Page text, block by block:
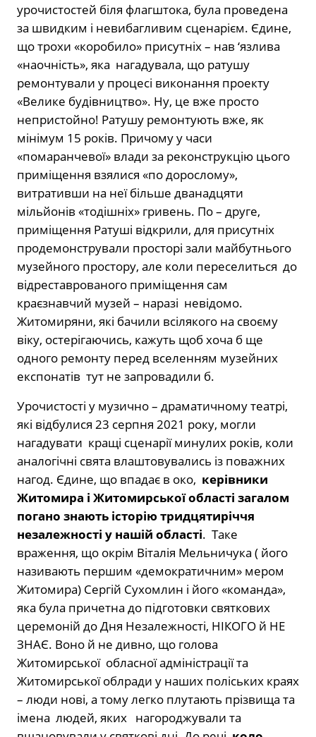
урочистостей біля флагштока, була проведена
за швидким і невибагливим сценарієм. Єдине,
що трохи «коробило» присутніх – нав ‘язлива
«наочність», яка нагадувала, що ратушу
ремонтували у процесі виконання проекту
«Велике будівництво». Ну, це вже просто
непристойно! Ратушу ремонтують вже, як
мінімум 15 років. Причому у часи
«помаранчевої» влади за реконструкцію цього
приміщення взялися «по дорослому»,
витративши на неї більше дванадцяти
мільйонів «тодішніх» гривень. По – друге,
приміщення Ратуші відкрили, для присутніх
продемонстрували просторі зали майбутнього
музейного простору, але коли переселиться до
відреставрованого приміщення сам
краєзнавчий музей – наразі невідомо.
Житомиряни, які бачили всілякого на своєму
віку, остерігаючись, кажуть щоб хоча б ще
одного ремонту перед вселенням музейних
експонатів тут не запровадили б.
Урочистості у музично – драматичному театрі,
які відбулися 23 серпня 2021 року, могли
нагадувати кращі сценарії минулих років, коли
аналогічні свята влаштовувались із поважних
нагод. Єдине, що впадає в око, керівники
Житомира і Житомирської області загалом
погано знають історію тридцятиріччя
незалежності у нашій області. Таке
враження, що окрім Віталія Мельничука ( його
називають першим «демократичним» мером
Житомира) Сергій Сухомлин і його «команда»,
яка була причетна до підготовки святкових
церемоній до Дня Незалежності, НІКОГО й НЕ
ЗНАЄ. Воно й не дивно, що голова
Житомирської обласної адміністрації та
Житомирської облради у наших поліських краях
– люди нові, а тому легко плутають прізвища та
імена людей, яких нагороджували та